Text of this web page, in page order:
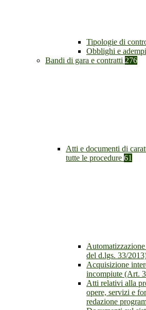
Tipologie di
Obblighi e
Bandi di gara e contratti 276
Atti e documenti di
tutte le procedure 61
del d.lgs. 33/
Acquisizione
incompiute (Art.
Atti relativi alla
opere, servizi e
redazione